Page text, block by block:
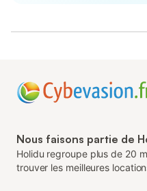
Nous faisons partie de
Holidu regroupe plus de 20
trouver les meilleures